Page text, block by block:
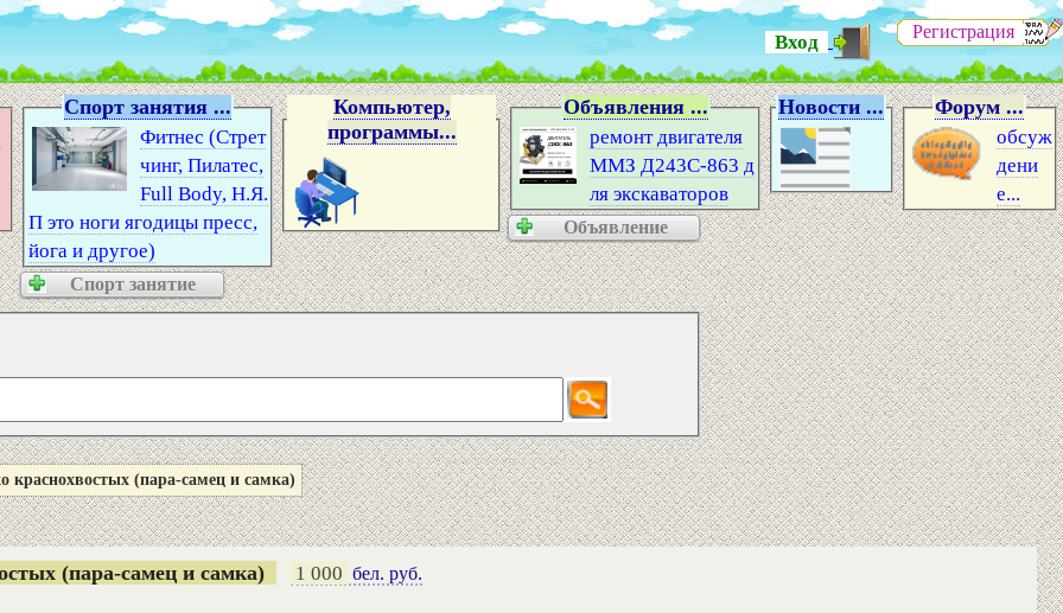
Вход Регистрация
Спорт занятия ...
Фитнес (Стрет
чинг, Пилатес,
Full Body, Н.Я.
П это ноги ягодицы пресс,
йога и другое)
Спорт занятие
Компьютер,
программы...
Объявления ...
ремонт двигателя
ММЗ Д243С-863 д
ля экскаваторов
Объявление
Новости ... Форум ...
обсуж
дени
е...
краснохвостых (пара-самец и самка)
(пара-самец и самка) 1 000 бел. руб.